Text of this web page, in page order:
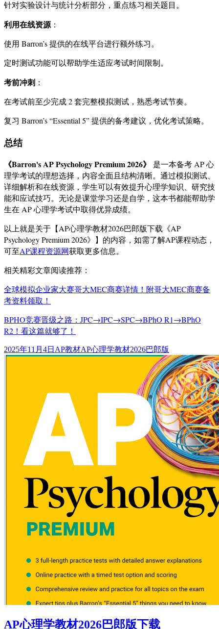
针对实验设计与统计分析部分，重点练习相关题目。
利用在线资源 ：
使用 Barron’s 提供的在线平台进行额外练习。
定时测试功能可以帮助学生适应考试时间限制。
考前冲刺 ：
在考试前至少完成 2 套完整模拟测试，熟悉考试节奏。
复习 Barron’s “Essential 5” 提供的备考建议，优化考试策略。
总结
《Barron's AP Psychology Premium 2026》
是一本备考 AP 心
理学考试的理想选择，内容全面且结构清晰。通过模拟测试、
详细解析和在线资源，学生可以有效提升心理学知识、研究技
能和应试技巧。无论是课堂学习还是自学，这本书都能帮助学
生在 AP 心理学考试中取得优异成绩。
以上就是关于【AP心理学教材2026巴郎版下载《AP
Psychology Premium 2026》】的内容，如需了解AP课程动态，
可至AP课程资源网获取更多信息。
相关精彩文章阅读推荐：
全球模拟企业家大赛哥大MEC商赛详情！附哥大MEC商赛备
考资料领取！
BPHO竞赛晋级之路：JPC→IPC→SPC→BPhO R1→BPhO
R2！看这篇就够了！
发
布
2025年11月4日 分
类
AP教材标
签
AP心理学教材2026巴郎版
AP心理学教材2026巴郎版下载